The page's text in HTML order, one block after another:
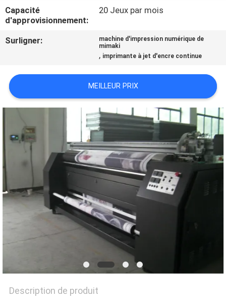
CONTACT
NOUVELLES
TOUS
LES
CAS
COMPANY
NEWS
PLAN
DU
SITE
DE
CONFIDENTIALITÉ
Capacité
d'approvisionnement:
20 Jeux par mois
Surligner:
machine d'impression numérique de
mimaki
, imprimante à jet d'encre continue
MEILLEUR PRIX
Description de produit